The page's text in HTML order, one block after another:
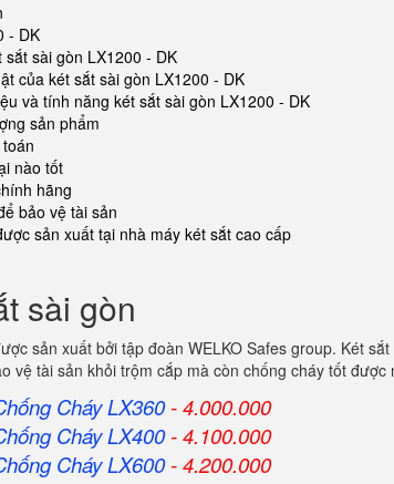
- DK
sài gòn LX1200 - DK
của két sắt sài gòn LX1200 - DK
và tính năng két sắt sài gòn LX1200 - DK
sản phẩm
nào tốt
hãng
bảo vệ tài sản
sản xuất tại nhà máy két sắt cao cấp
sài gòn
sản xuất bởi tập đoàn WELKO Safes group. Két
vệ tài sản khỏi trộm cắp mà còn chống cháy tốt được
Cháy LX360- 4.000.000
Cháy LX400- 4.100.000
Cháy LX600- 4.200.000